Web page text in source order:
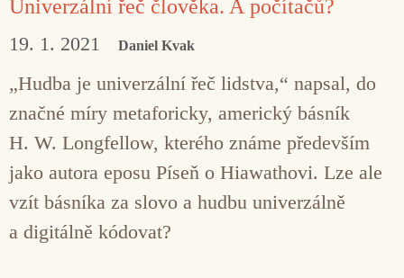
Univerzální řeč člověka. A počítačů?
19. 1. 2021 Daniel Kvak
„Hudba je univerzální řeč lidstva,“ napsal, do
značné míry metaforicky, americký básník
H. W. Longfellow, kterého známe především
jako autora eposu Píseň o Hiawathovi. Lze ale
vzít básníka za slovo a hudbu univerzálně
a digitálně kódovat?